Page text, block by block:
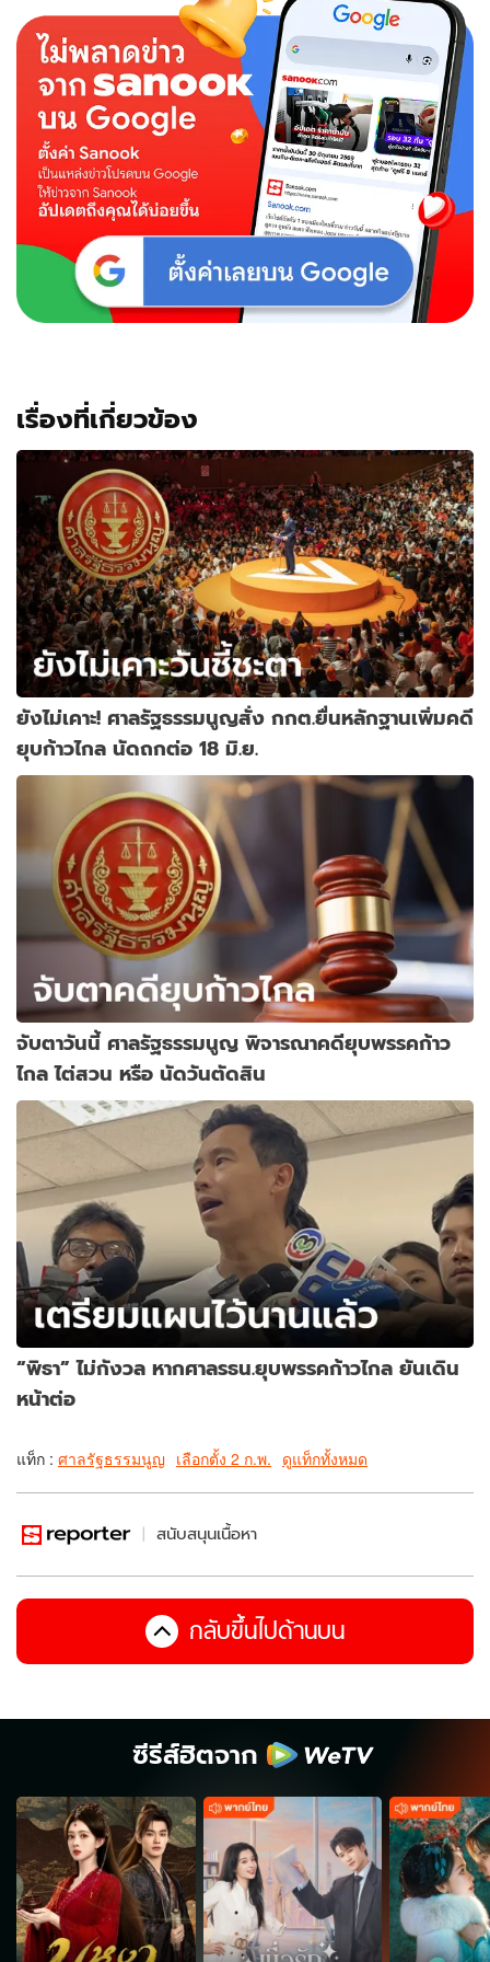
เรื่องที่เกี่ยวข้อง
ยังไม่เคาะ! ศาลรัฐธรรมนูญสั่ง กกต.ยื่นหลักฐานเพิ่มคดี
ยุบก้าวไกล นัดถกต่อ 18 มิ.ย.
จับตาวันนี้ ศาลรัฐธรรมนูญ พิจารณาคดียุบพรรคก้าว
ไกล ไต่สวน หรือ นัดวันตัดสิน
“พิธา” ไม่กังวล หากศาลรธน.ยุบพรรคก้าวไกล ยันเดิน
หน้าต่อ
แท็ก : ศาลรัฐธรรมนูญ เลือกตั้ง 2 ก.พ. ดูแท็กทั้งหมด
สนับสนุนเนื้อหา
กลับขึ้นไปด้านบน
ซีรีส์ฮิตจาก